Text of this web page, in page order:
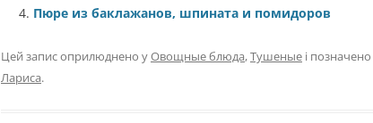
Пюре из баклажанов, шпината и помидоров
Цей запис оприлюднено уОвощные блюда,Тушеные і позначено
Лариса.